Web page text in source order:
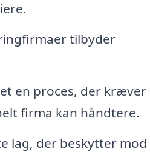
tilbyder
en proces, der kræver
firma kan håndtere.
lag, der beskytter mod